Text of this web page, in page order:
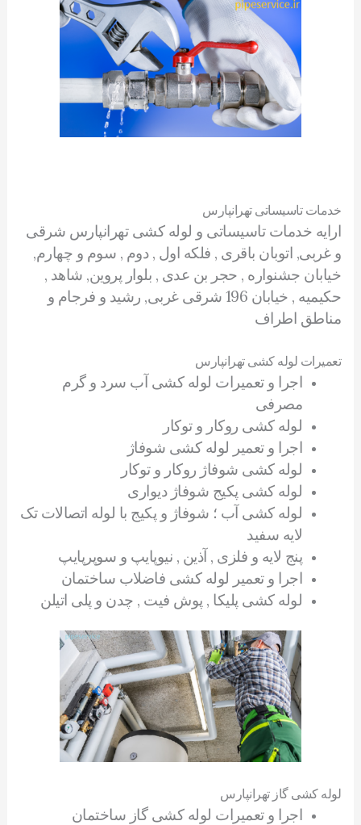
خدمات تاسیساتی تهرانپارس
ارایه خدمات تاسیساتی و لوله کشی تهرانپارس شرقی
و غربی, اتوبان باقری , فلکه اول , دوم , سوم و چهارم,
خیابان جشنواره , حجر بن عدی , بلوار پروین, شاهد ,
حکیمیه , خیابان 196 شرقی غربی, رشید و فرجام و
مناطق اطراف
تعمیرات لوله کشی تهرانپارس
اجرا و تعمیرات لوله کشی آب سرد و گرم
مصرفی
لوله کشی روکار و توکار
اجرا و تعمیر لوله کشی شوفاژ
لوله کشی شوفاژ روکار و توکار
لوله کشی پکیج شوفاژ دیواری
لوله کشی آب ؛ شوفاژ و پکیج با لوله اتصالات تک
لایه سفید
پنج لایه و فلزی , آذین , نیوپایپ و سوپرپایپ
اجرا و تعمیر لوله کشی فاضلاب ساختمان
لوله کشی پلیکا , پوش فیت , چدن و پلی اتیلن
لوله کشی گاز تهرانپارس
اجرا و تعمیرات لوله کشی گاز ساختمان